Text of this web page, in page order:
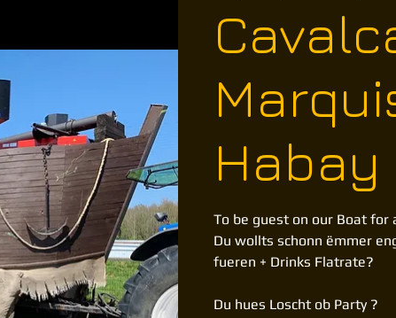
Habay
To be guest on our Boat for
Du wollts schonn ëmmer
fueren + Drinks Flatrate?
Du hues Loscht ob Party ?